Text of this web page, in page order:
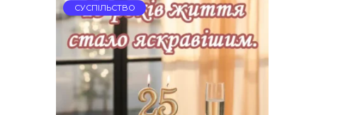
СУСПІЛЬСТВО